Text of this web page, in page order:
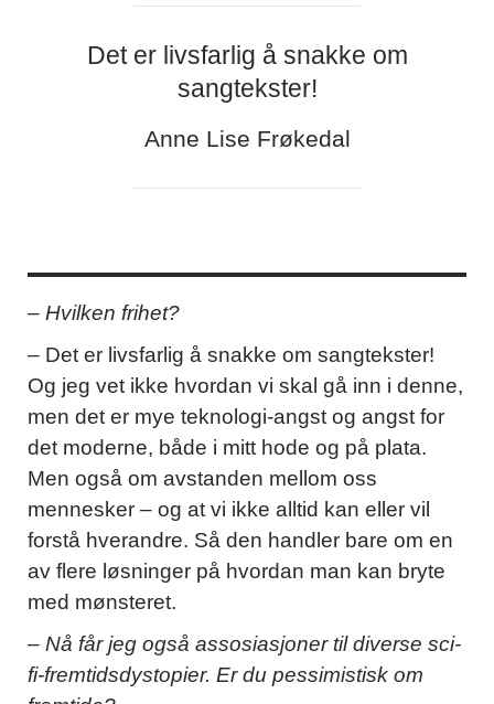
Det er livsfarlig å snakke om
sangtekster!
Anne Lise Frøkedal
– Hvilken frihet?
– Det er livsfarlig å snakke om sangtekster!
Og jeg vet ikke hvordan vi skal gå inn i denne,
men det er mye teknologi-angst og angst for
det moderne, både i mitt hode og på plata.
Men også om avstanden mellom oss
mennesker – og at vi ikke alltid kan eller vil
forstå hverandre. Så den handler bare om en
av flere løsninger på hvordan man kan bryte
med mønsteret.
– Nå får jeg også assosiasjoner til diverse sci-
fi-fremtidsdystopier. Er du pessimistisk om